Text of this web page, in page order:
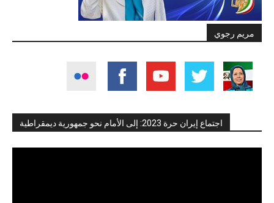
مريم رجوي
اجتماع إيران حرة 2023: إلى الأمام نحو جمهورية ديمقراطية